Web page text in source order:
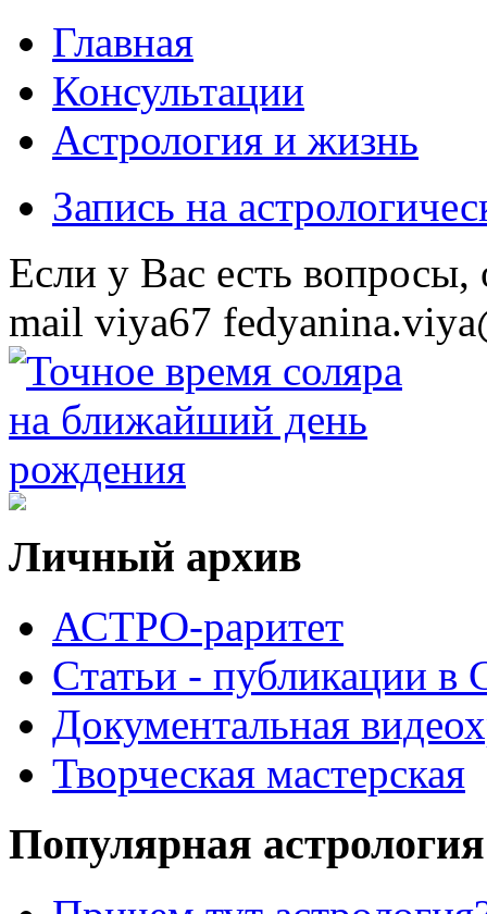
Главная
Консультации
Астрология и жизнь
Запись на
Eсли у Вас есть
mail viya67
Личный архив
АСТРО-раритет
Cтатьи - публикации
Документальная
Творческая мастерская
Популярная астрология